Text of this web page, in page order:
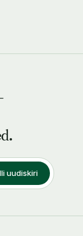
uudiskiri